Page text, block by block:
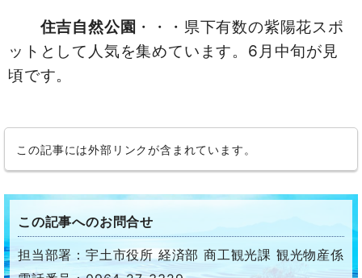
住吉自然公園 ・・・県下有数の紫陽花スポ
ットとして人気を集めています。6月中旬が見
頃です。
この記事には外部リンクが含まれています。
この記事へのお問合せ
担当部署：宇土市役所 経済部 商工観光課 観光物産係